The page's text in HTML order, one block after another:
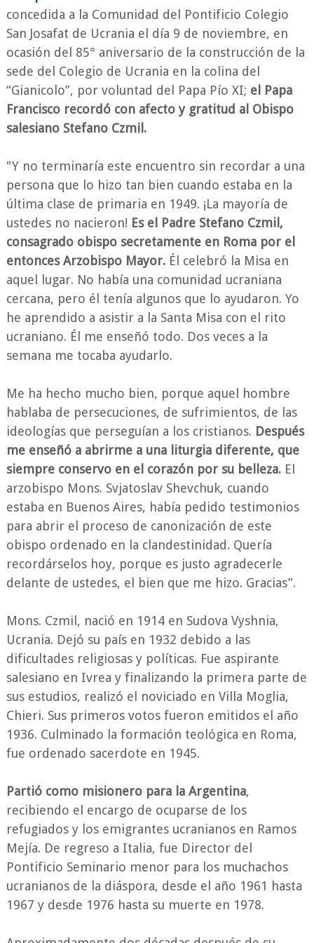
concedida a la Comunidad del Pontificio Colegio
San Josafat de Ucrania el día 9 de noviembre, en
ocasión del 85° aniversario de la construcción de la
sede del Colegio de Ucrania en la colina del
“Gianicolo”, por voluntad del Papa Pío XI; el Papa
Francisco recordó con afecto y gratitud al Obispo
salesiano Stefano Czmil.
"Y no terminaría este encuentro sin recordar a una
persona que lo hizo tan bien cuando estaba en la
última clase de primaria en 1949. ¡La mayoría de
ustedes no nacieron! Es el Padre Stefano Czmil,
consagrado obispo secretamente en Roma por el
entonces Arzobispo Mayor.Él celebró la Misa en
aquel lugar. No había una comunidad ucraniana
cercana, pero él tenía algunos que lo ayudaron. Yo
he aprendido a asistir a la Santa Misa con el rito
ucraniano. Él me enseñó todo. Dos veces a la
semana me tocaba ayudarlo.
Me ha hecho mucho bien, porque aquel hombre
hablaba de persecuciones, de sufrimientos, de las
ideologías que perseguían a los cristianos. Después
me enseñó a abrirme a una liturgia diferente, que
siempre conservo en el corazón por su belleza.El
arzobispo Mons. Svjatoslav Shevchuk, cuando
estaba en Buenos Aires, había pedido testimonios
para abrir el proceso de canonización de este
obispo ordenado en la clandestinidad. Quería
recordárselos hoy, porque es justo agradecerle
delante de ustedes, el bien que me hizo. Gracias”.
Mons. Czmil, nació en 1914 en Sudova Vyshnia,
Ucrania. Dejó su país en 1932 debido a las
dificultades religiosas y políticas. Fue aspirante
salesiano en Ivrea y finalizando la primera parte de
sus estudios, realizó el noviciado en Villa Moglia,
Chieri. Sus primeros votos fueron emitidos el año
1936. Culminado la formación teológica en Roma,
fue ordenado sacerdote en 1945.
Partió como misionero para la Argentina,
recibiendo el encargo de ocuparse de los
refugiados y los emigrantes ucranianos en Ramos
Mejía. De regreso a Italia, fue Director del
Pontificio Seminario menor para los muchachos
ucranianos de la diáspora, desde el año 1961 hasta
1967 y desde 1976 hasta su muerte en 1978.